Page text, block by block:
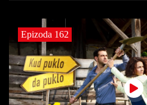
Epizoda 162